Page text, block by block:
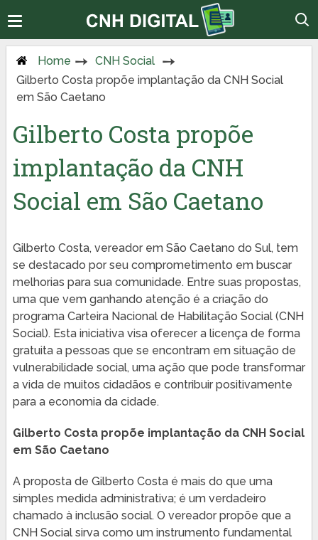
Home
CNH Social
Gilberto Costa propõe implantação da CNH Social
em São Caetano
Gilberto Costa propõe
implantação da CNH
Social em São Caetano
Gilberto Costa, vereador em São Caetano do Sul, tem
se destacado por seu comprometimento em buscar
melhorias para sua comunidade. Entre suas propostas,
uma que vem ganhando atenção é a criação do
programa Carteira Nacional de Habilitação Social (CNH
Social). Esta iniciativa visa oferecer a licença de forma
gratuita a pessoas que se encontram em situação de
vulnerabilidade social, uma ação que pode transformar
a vida de muitos cidadãos e contribuir positivamente
para a economia da cidade.
Gilberto Costa propõe implantação da CNH Social
em São Caetano
A proposta de Gilberto Costa é mais do que uma
simples medida administrativa; é um verdadeiro
chamado à inclusão social. O vereador propõe que a
CNH Social sirva como um instrumento fundamental